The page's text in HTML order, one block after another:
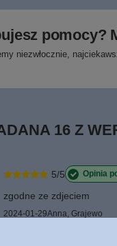
pomocy?
niezwłocznie,
16 Z
5/5 Opinia
zgodne ze zdjeciem
2024-01-29Anna, Grajewo